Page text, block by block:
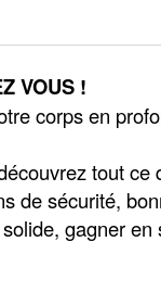
VOUS !
corps en
tout
de sécurité,
gagner